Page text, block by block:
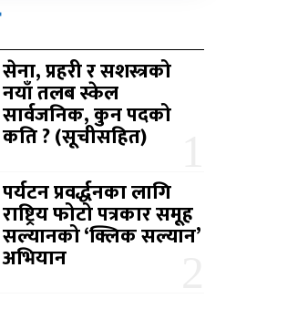
सेना, प्रहरी र सशस्त्रको
नयाँ तलब स्केल
सार्वजनिक, कुन पदको
कति ? (सूचीसहित)
पर्यटन प्रवर्द्धनका लागि
राष्ट्रिय फोटो पत्रकार समूह
सल्यानको ‘क्लिक सल्यान’
अभियान